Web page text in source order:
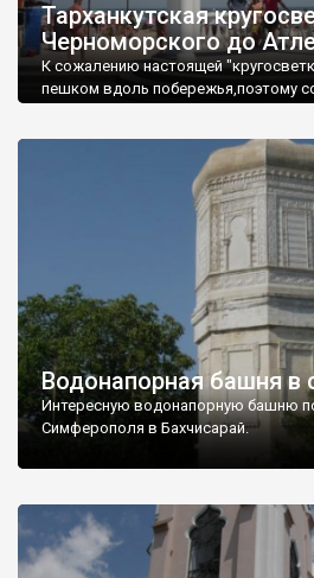
Тарханкутская
Черноморского до
К сожалению настоящей
пешком вдоль побережья,поэтому
Водонапорная башня в
Интересную водонапорную башню
Симферополя в Бахчисарай.